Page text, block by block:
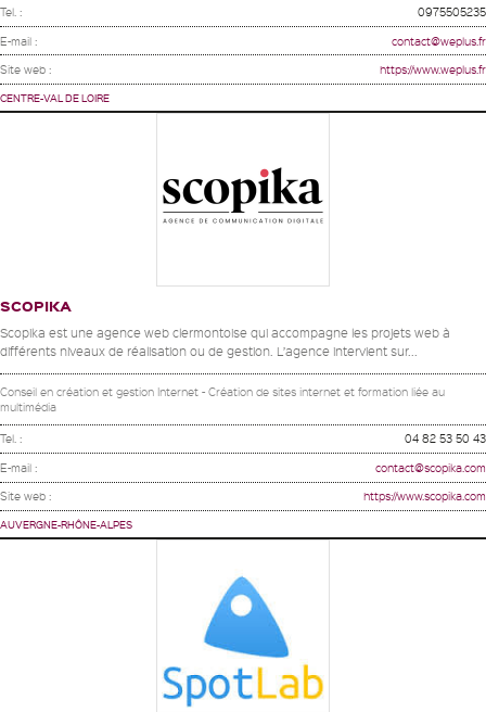
Tel. : 0975505235
E-mail : contact@weplus.fr
Site web : https://www.weplus.fr
CENTRE-VAL DE LOIRE
SCOPIKA
Scopika est une agence web clermontoise qui accompagne les projets web à
différents niveaux de réalisation ou de gestion. L’agence intervient sur...
Conseil en création et gestion Internet - Création de sites internet et formation liée au
multimédia
Tel. : 04 82 53 50 43
E-mail : contact@scopika.com
Site web : https://www.scopika.com
AUVERGNE-RHÔNE-ALPES